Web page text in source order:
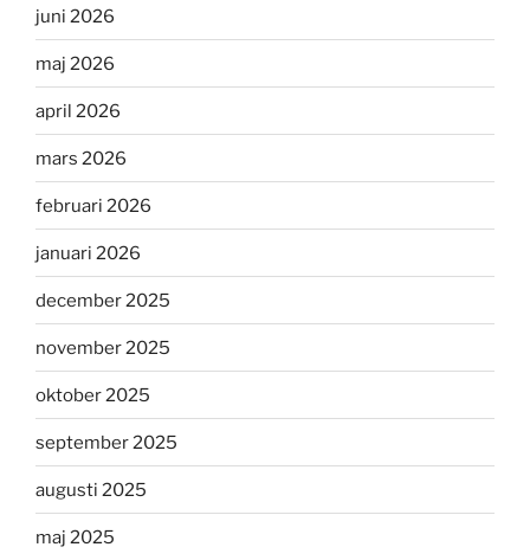
juni 2026
maj 2026
april 2026
mars 2026
februari 2026
januari 2026
december 2025
november 2025
oktober 2025
september 2025
augusti 2025
maj 2025